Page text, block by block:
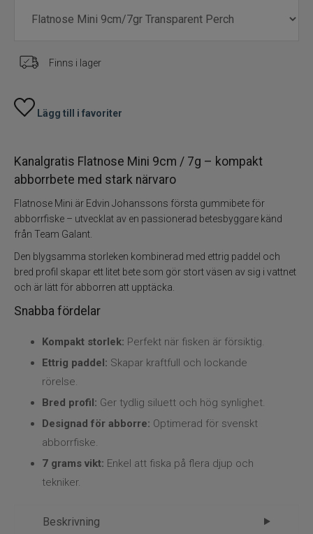
Småplock
Flugbindning
Flugfiske
Vinterfiske
Kläder
Specimenfiske
Varumärken
Finns i lager
Lägg till i favoriter
Kanalgratis Flatnose Mini 9cm / 7g – kompakt
abborrbete med stark närvaro
Flatnose Mini är Edvin Johanssons första gummibete för
abborrfiske – utvecklat av en passionerad betesbyggare känd
från Team Galant.
Den blygsamma storleken kombinerad med ettrig paddel och
bred profil skapar ett litet bete som gör stort väsen av sig i vattnet
och är lätt för abborren att upptäcka.
Snabba fördelar
Kompakt storlek: Perfekt när fisken är försiktig.
Ettrig paddel: Skapar kraftfull och lockande
rörelse.
Bred profil: Ger tydlig siluett och hög synlighet.
Designad för abborre: Optimerad för svenskt
abborrfiske.
7 grams vikt: Enkel att fiska på flera djup och
tekniker.
Beskrivning